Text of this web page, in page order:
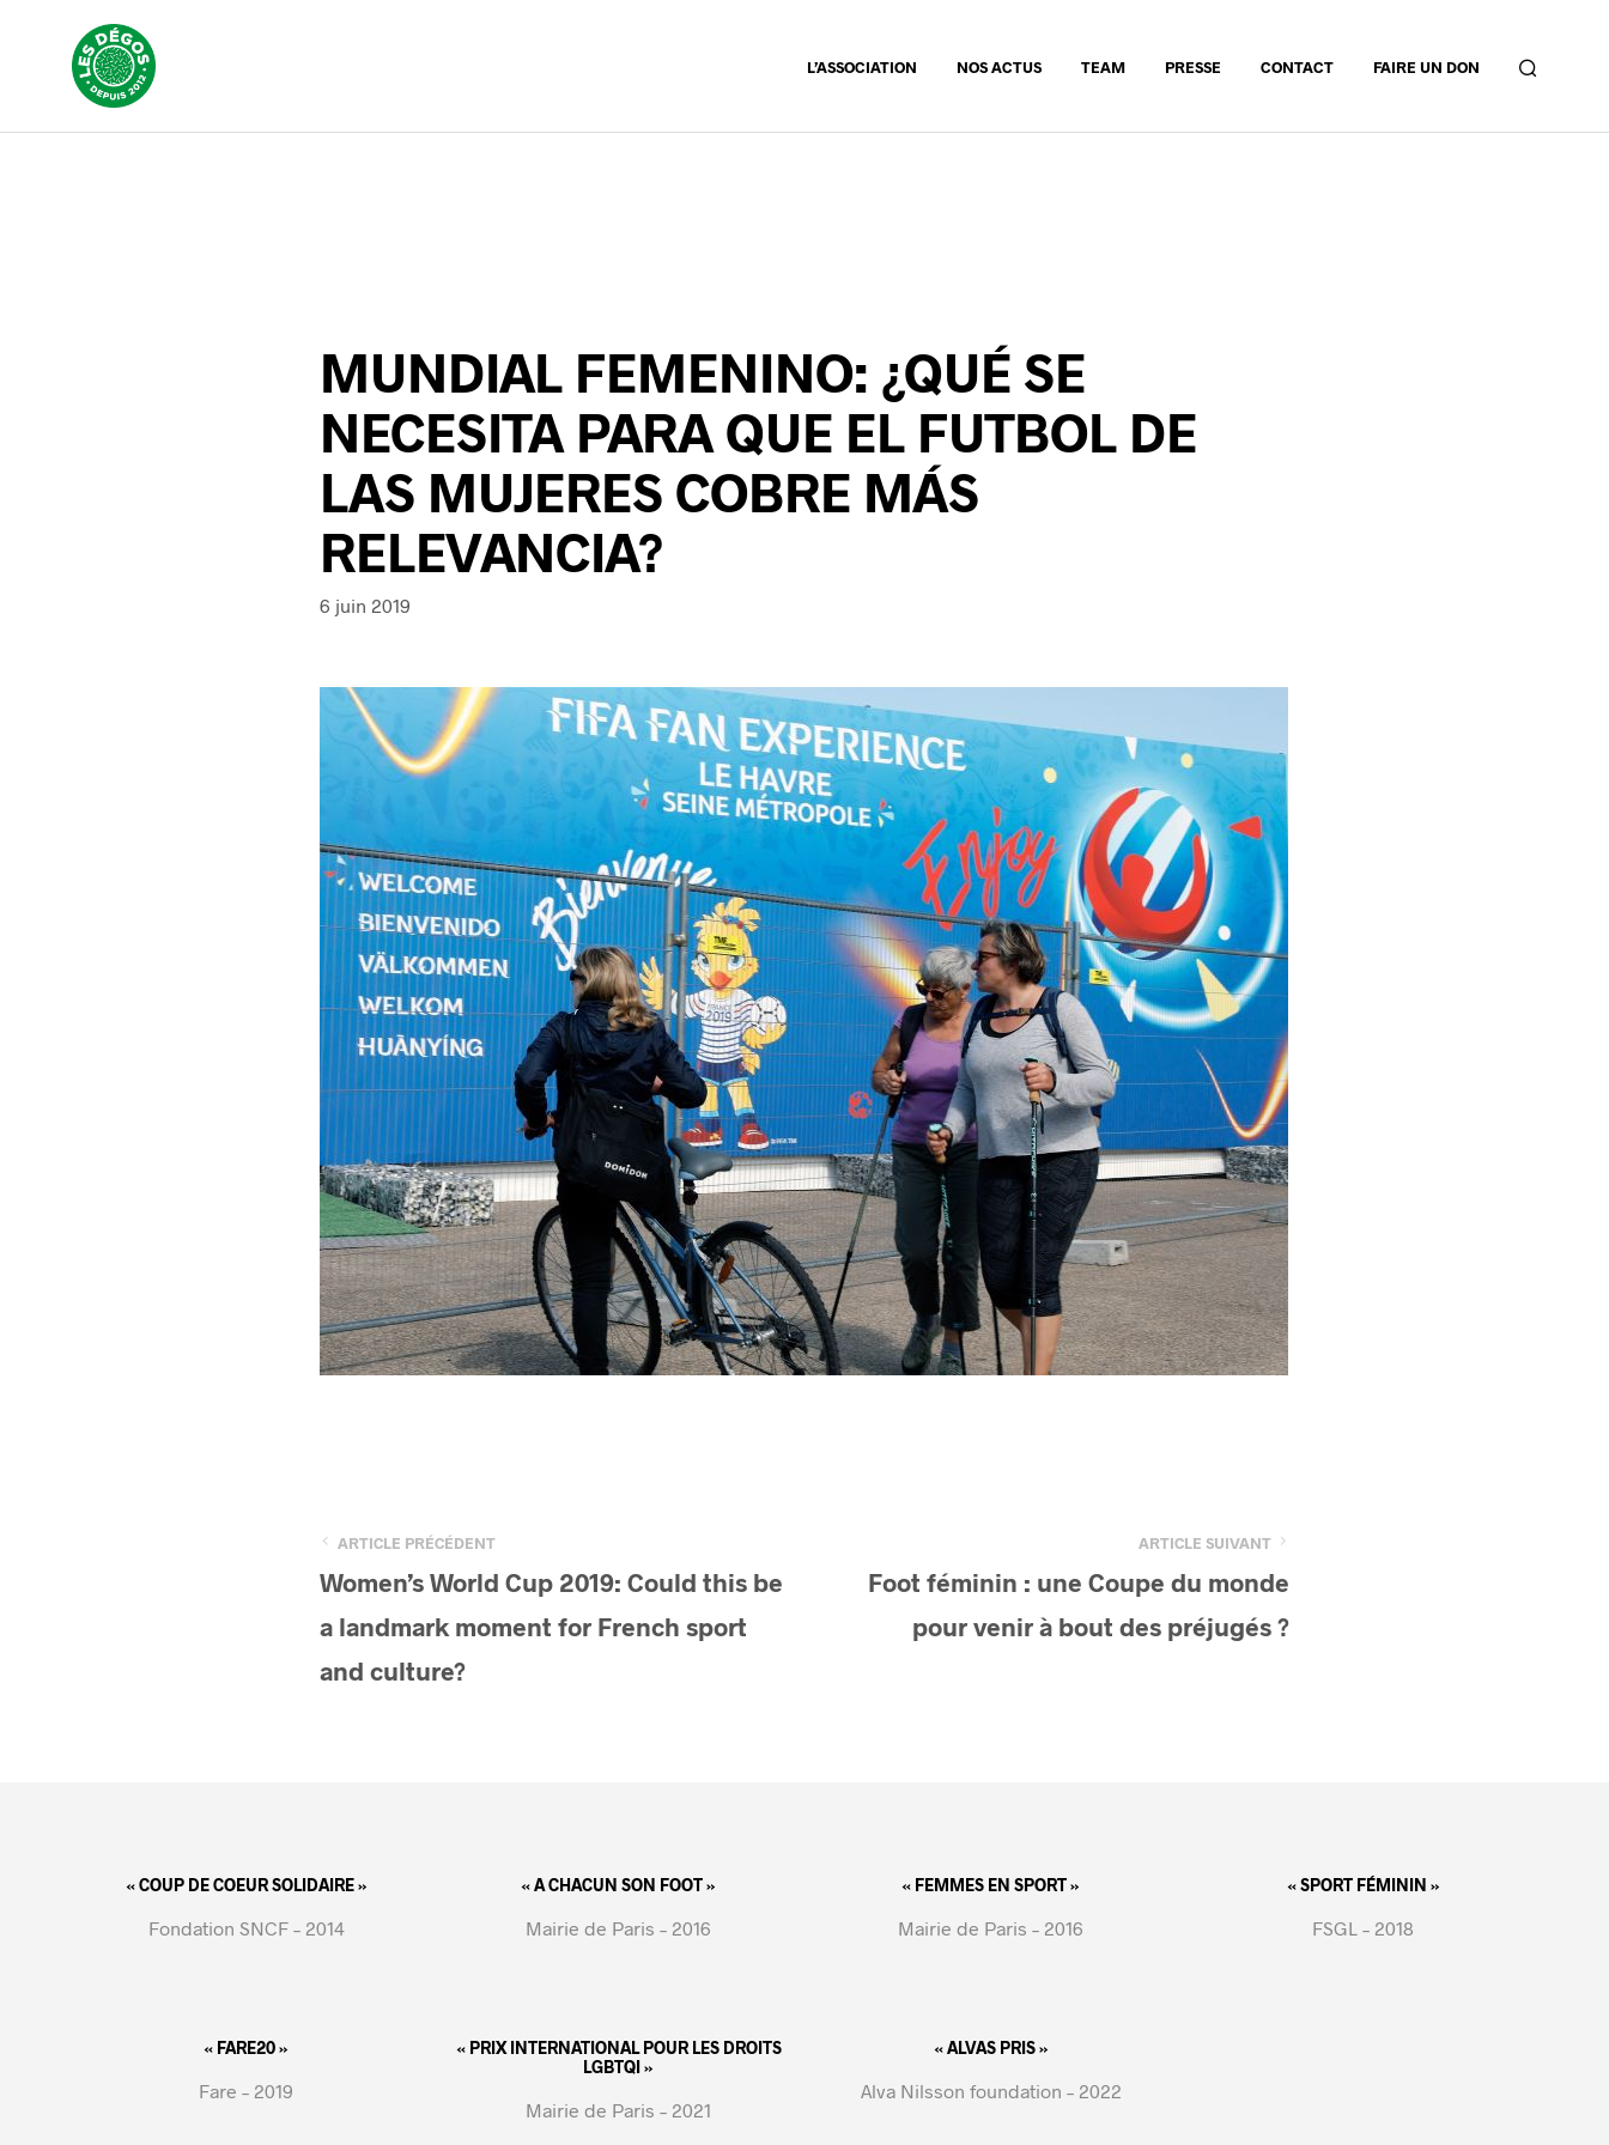
L’ASSOCIATION NOS ACTUS TEAM PRESSE CONTACT FAIRE UN DON
MUNDIAL FEMENINO: ¿QUÉ SE
NECESITA PARA QUE EL FUTBOL DE
LAS MUJERES COBRE MÁS
RELEVANCIA?
6 juin 2019
ARTICLE PRÉCÉDENT
Women’s World Cup 2019: Could this be
a landmark moment for French sport
and culture?
ARTICLE SUIVANT
Foot féminin : une Coupe du monde
pour venir à bout des préjugés ?
« COUP DE COEUR SOLIDAIRE »
Fondation SNCF – 2014
« A CHACUN SON FOOT »
Mairie de Paris – 2016
« FEMMES EN SPORT »
Mairie de Paris – 2016
« SPORT FÉMININ »
FSGL – 2018
« FARE20 »
Fare – 2019
« PRIX INTERNATIONAL POUR LES DROITS
LGBTQI »
Mairie de Paris – 2021
« ALVAS PRIS »
Alva Nilsson foundation – 2022